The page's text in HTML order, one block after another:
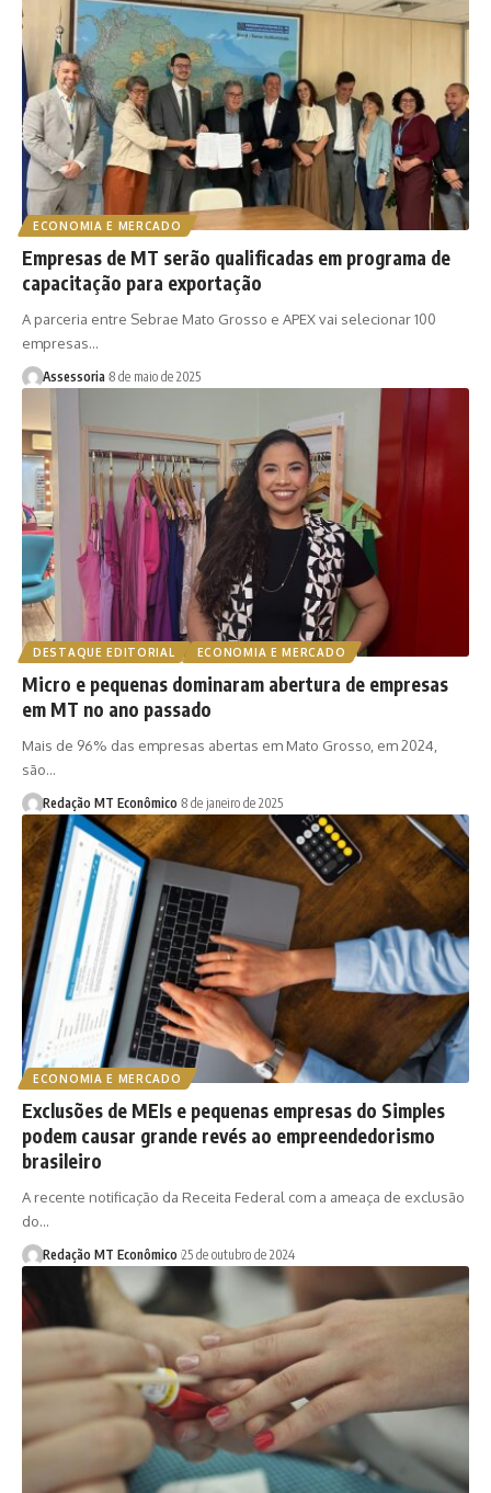
ECONOMIA E MERCADO
Empresas de MT serão qualificadas em programa de
capacitação para exportação
A parceria entre Sebrae Mato Grosso e APEX vai selecionar 100
empresas…
Assessoria 8 de maio de 2025
DESTAQUE EDITORIAL ECONOMIA E MERCADO
Micro e pequenas dominaram abertura de empresas
em MT no ano passado
Mais de 96% das empresas abertas em Mato Grosso, em 2024,
são…
Redação MT Econômico 8 de janeiro de 2025
ECONOMIA E MERCADO
Exclusões de MEIs e pequenas empresas do Simples
podem causar grande revés ao empreendedorismo
brasileiro
A recente notificação da Receita Federal com a ameaça de exclusão
do…
Redação MT Econômico 25 de outubro de 2024